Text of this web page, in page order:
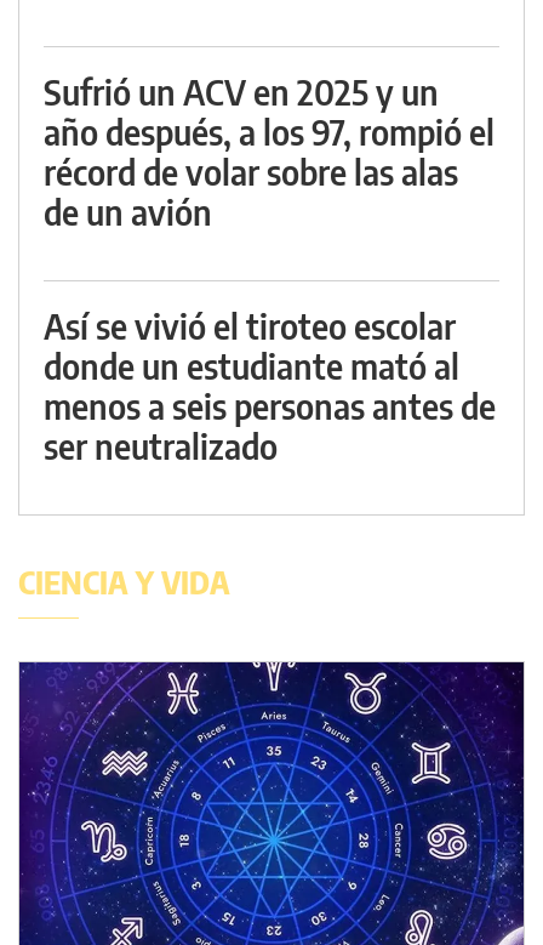
Sufrió un ACV en 2025 y un
año después, a los 97, rompió el
récord de volar sobre las alas
de un avión
Así se vivió el tiroteo escolar
donde un estudiante mató al
menos a seis personas antes de
ser neutralizado
CIENCIA Y VIDA